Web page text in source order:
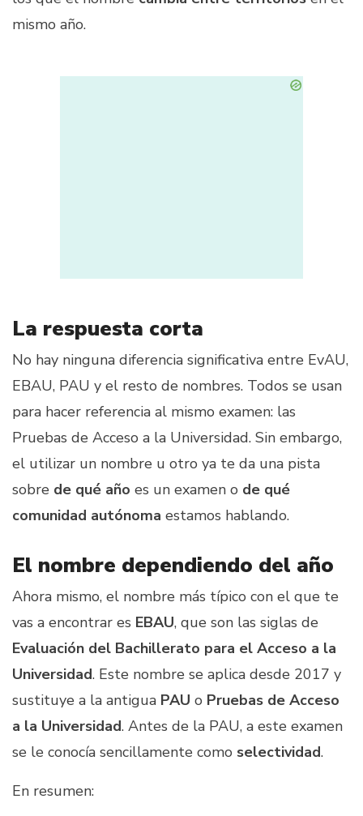
mismo año.
La respuesta corta
No hay ninguna diferencia significativa entre EvAU,
EBAU, PAU y el resto de nombres. Todos se usan
para hacer referencia al mismo examen: las
Pruebas de Acceso a la Universidad. Sin embargo,
el utilizar un nombre u otro ya te da una pista
sobre de qué año es un examen o de qué
comunidad autónoma estamos hablando.
El nombre dependiendo del año
Ahora mismo, el nombre más típico con el que te
vas a encontrar es EBAU, que son las siglas de
Evaluación del Bachillerato para el Acceso a la
Universidad. Este nombre se aplica desde 2017 y
sustituye a la antigua PAU o Pruebas de Acceso
a la Universidad. Antes de la PAU, a este examen
se le conocía sencillamente como selectividad.
En resumen: